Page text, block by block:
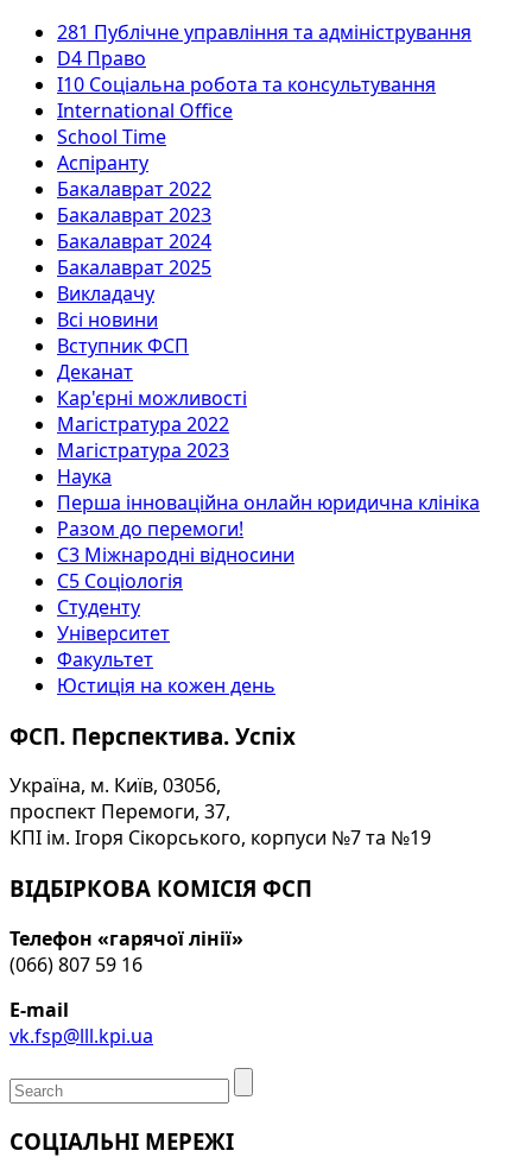
281 Публічне управління та адміністрування
D4 Право
I10 Соціальна робота та консультування
International Office
School Time
Аспіранту
Бакалаврат 2022
Бакалаврат 2023
Бакалаврат 2024
Бакалаврат 2025
Викладачу
Всі новини
Вступник ФСП
Деканат
Кар'єрні можливості
Магістратура 2022
Магістратура 2023
Наука
Перша інноваційна онлайн юридична клініка
Разом до перемоги!
С3 Міжнародні відносини
С5 Соціологія
Студенту
Університет
Факультет
Юстиція на кожен день
ФСП. Перспектива. Успіх
Україна, м. Київ, 03056,
проспект Перемоги, 37,
КПІ ім. Ігоря Сікорського, корпуси №7 та №19
ВІДБІРКОВА КОМІСІЯ ФСП
Телефон «гарячої лінії»
(066) 807 59 16
E-mail
vk.fsp@lll.kpi.ua
СОЦІАЛЬНІ МЕРЕЖІ